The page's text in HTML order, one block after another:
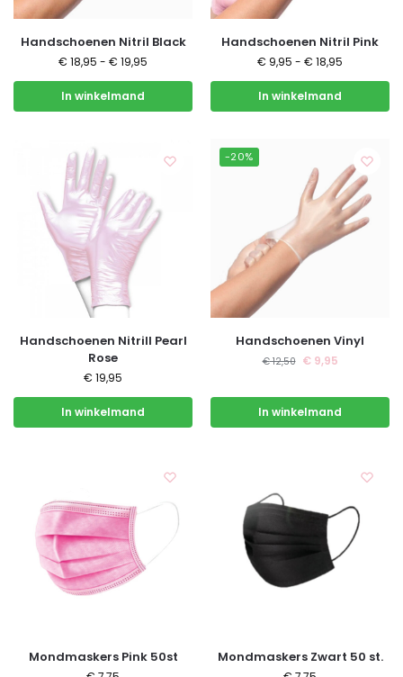
Handschoenen Nitril Black
€ 18,95 - € 19,95
In winkelmand
Handschoenen Nitril Pink
€ 9,95 - € 18,95
In winkelmand
Handschoenen Nitrill Pearl
Rose
€ 19,95
In winkelmand
-20%
Handschoenen Vinyl
€12,50 €9,95
In winkelmand
Mondmaskers Pink 50st Mondmaskers Zwart 50 st.